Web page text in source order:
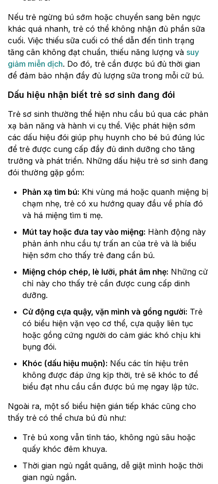
Nếu trẻ ngừng bú sớm hoặc chuyển sang bên ngực
khác quá nhanh, trẻ có thể không nhận đủ phần sữa
cuối. Việc thiếu sữa cuối có thể dẫn đến tình trạng
tăng cân không đạt chuẩn, thiếu năng lượng và suy
giảm miễn dịch. Do đó, trẻ cần được bú đủ thời gian
để đảm bảo nhận đầy đủ lượng sữa trong mỗi cữ bú.
Dấu hiệu nhận biết trẻ sơ sinh đang đói
Trẻ sơ sinh thường thể hiện nhu cầu bú qua các phản
xạ bản năng và hành vi cụ thể. Việc phát hiện sớm
các dấu hiệu đói giúp phụ huynh cho bé bú đúng lúc
để trẻ được cung cấp đầy đủ dinh dưỡng cho tăng
trưởng và phát triển. Những dấu hiệu trẻ sơ sinh đang
đói thường gặp gồm:
Phản xạ tìm bú: Khi vùng má hoặc quanh miệng bị
chạm nhẹ, trẻ có xu hướng quay đầu về phía đó
và há miệng tìm ti mẹ.
Mút tay hoặc đưa tay vào miệng: Hành động này
phản ánh nhu cầu tự trấn an của trẻ và là biểu
hiện sớm cho thấy trẻ đang cần bú.
Miệng chóp chép, lè lưỡi, phát âm nhẹ: Những cử
chỉ này cho thấy trẻ cần được cung cấp dinh
dưỡng.
Cử động cựa quậy, vặn mình và gồng người: Trẻ
có biểu hiện vặn vẹo cơ thể, cựa quậy liên tục
hoặc gồng cứng người do cảm giác khó chịu khi
bụng đói.
Khóc (dấu hiệu muộn): Nếu các tín hiệu trên
không được đáp ứng kịp thời, trẻ sẽ khóc to để
biểu đạt nhu cầu cần được bú mẹ ngay lập tức.
Ngoài ra, một số biểu hiện gián tiếp khác cũng cho
thấy trẻ có thể chưa bú đủ như:
Trẻ bú xong vẫn tỉnh táo, không ngủ sâu hoặc
quấy khóc đêm khuya.
Thời gian ngủ ngắt quãng, dễ giật mình hoặc thời
gian ngủ ngắn.